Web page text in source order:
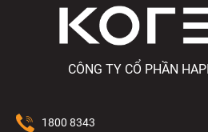
CÔNG TY CỔ PHẦN
1800 8343